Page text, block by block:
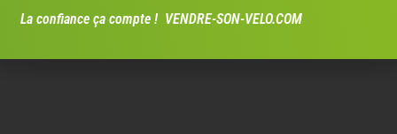
La confiance ça compte ! VENDRE-SON-VELO.COM